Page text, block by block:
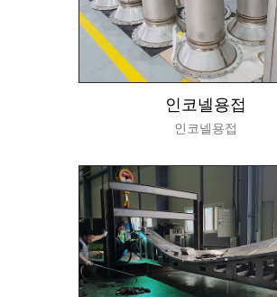
인코넬용접
인코넬용접